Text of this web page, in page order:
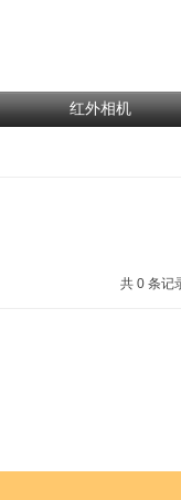
红外相机
共 0 条记